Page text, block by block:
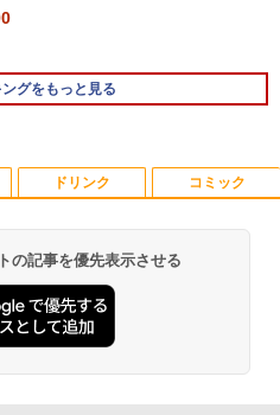
グをもっと見る
2555円OFFクーポン★／Dell 3
リ 4GB 新品 SSD 128G Windo
3.0 HDMI DP WPSOffice2付
ソコン 中古PC 中古 デスクト
コン Celeron
モバイルモニター11.6イン
イルディスプレイ 自立型 VESA
ーカー ポータブルディスプレイ
ナニワトモアレ【全28巻】完結
罪（17） 【電子書籍】[ 真鍋昌
P40i オフホワイト
feat. Flo Milli, ATL Jacob
ドリンク
限定】 い・ろ・は・す 2L P
ス ×8本
コミック
りごと 17巻 (デジタル版ビッグガ
ックス)
の記事を優先表示させる